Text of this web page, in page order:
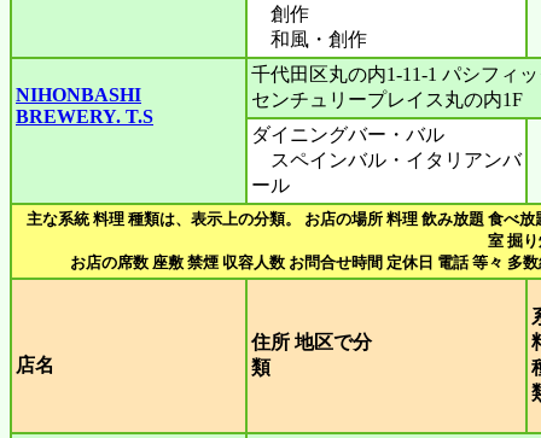
創作
和風・創作
NIHONBASHI
BREWERY. T.S
千代田区丸の内1-11-1 パシフィ
センチュリープレイス丸の内1F
ダイニングバー・バル
スペインバル・イタリアンバ
ール
主な系統 料理 種類は、表示上の分類。 お店の場所 料理 飲み放題 食べ放
室 掘
お店の席数 座敷 禁煙 収容人数 お問合せ時間 定休日 電話 等々 多
店名
住所 地区で分
類